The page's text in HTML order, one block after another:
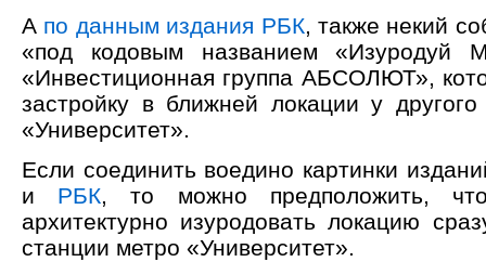
А по данным издания РБК, также некий
«под кодовым названием «Изуродуй
«Инвестиционная группа АБСОЛЮТ»,
застройку в ближней локации у
«Университет».
Если соединить воедино картинки
и РБК, то можно предположить, что
архитектурно изуродовать локацию
станции метро «Университет».